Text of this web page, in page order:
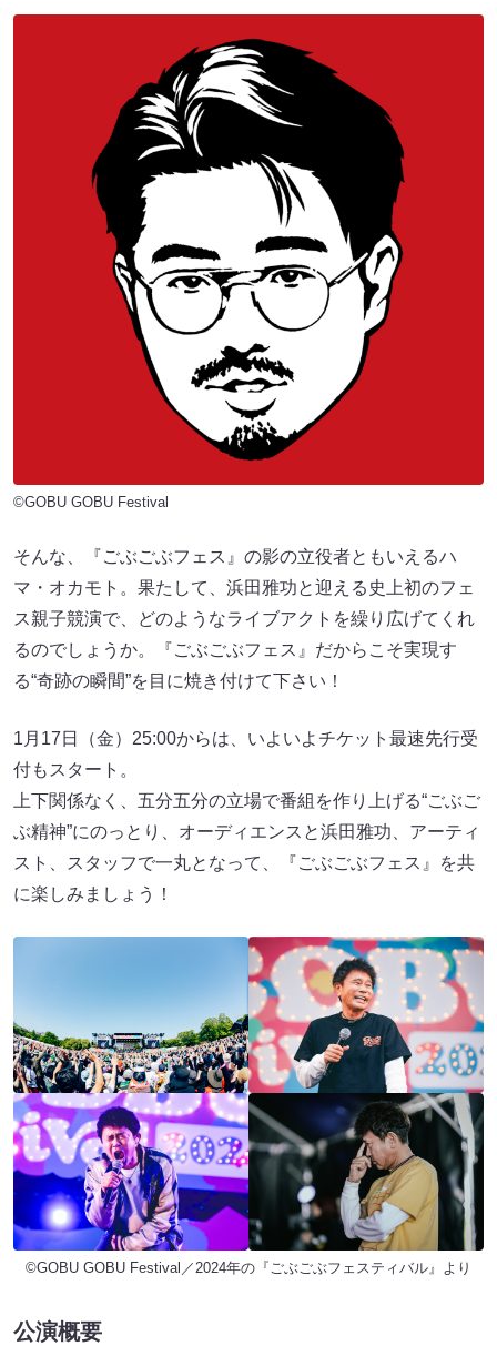
©GOBU GOBU Festival
そんな、『ごぶごぶフェス』の影の立役者ともいえるハ
マ・オカモト。果たして、浜田雅功と迎える史上初のフェ
ス親子競演で、どのようなライブアクトを繰り広げてくれ
るのでしょうか。『ごぶごぶフェス』だからこそ実現す
る“奇跡の瞬間”を目に焼き付けて下さい！
1月17日（金）25:00からは、いよいよチケット最速先行受
付もスタート。
上下関係なく、五分五分の立場で番組を作り上げる“ごぶご
ぶ精神”にのっとり、オーディエンスと浜田雅功、アーティ
スト、スタッフで一丸となって、『ごぶごぶフェス』を共
に楽しみましょう！
©GOBU GOBU Festival／2024年の『ごぶごぶフェスティバル』より
公演概要